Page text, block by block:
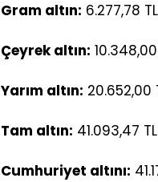
Gram altın: 6.277,78 TL
Çeyrek altın:
Yarım altın: 20.652,00
Tam altın: 41.093,47 TL
Cumhuriyet altını: